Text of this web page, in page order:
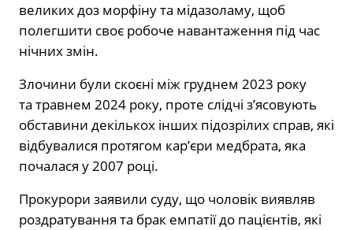
великих доз морфіну та мідазоламу, щоб
полегшити своє робоче навантаження під час
нічних змін.
Злочини були скоєні між груднем 2023 року
та травнем 2024 року, проте слідчі з’ясовують
обставини декількох інших підозрілих справ, які
відбувалися протягом кар’єри медбрата, яка
почалася у 2007 році.
Прокурори заявили суду, що чоловік виявляв
роздратування та брак емпатії до пацієнтів, які